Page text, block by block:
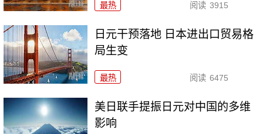
最热 阅读 3915
日元干预落地 日本进出口贸易格
局生变
最热 阅读 6475
美日联手提振日元对中国的多维
影响